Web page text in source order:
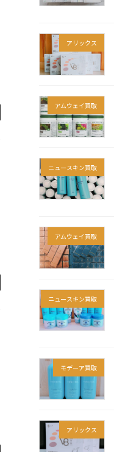
アリックス
アムウェイ買取
ニュースキン買取
アムウェイ買取
ニュースキン買取
モデーア買取
アリックス